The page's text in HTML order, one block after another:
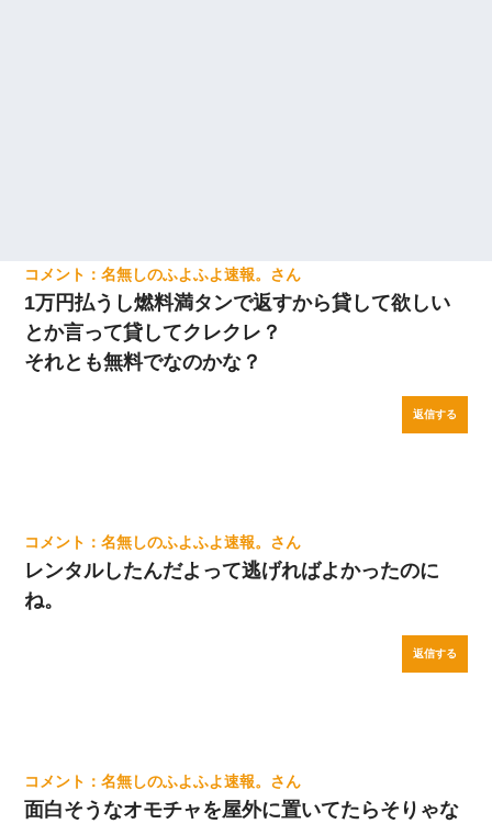
名無しのふよふよ速報。
1万円払うし燃料満タンで返すから貸して欲しい
とか言って貸してクレクレ？
それとも無料でなのかな？
返信する
名無しのふよふよ速報。
レンタルしたんだよって逃げればよかったのに
ね。
返信する
名無しのふよふよ速報。
面白そうなオモチャを屋外に置いてたらそりゃな